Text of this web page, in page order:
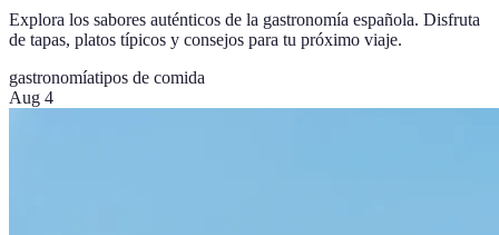
Explora los sabores auténticos de la gastronomía española. Disfruta
de tapas, platos típicos y consejos para tu próximo viaje.
gastronomíatipos de comida
Aug 4